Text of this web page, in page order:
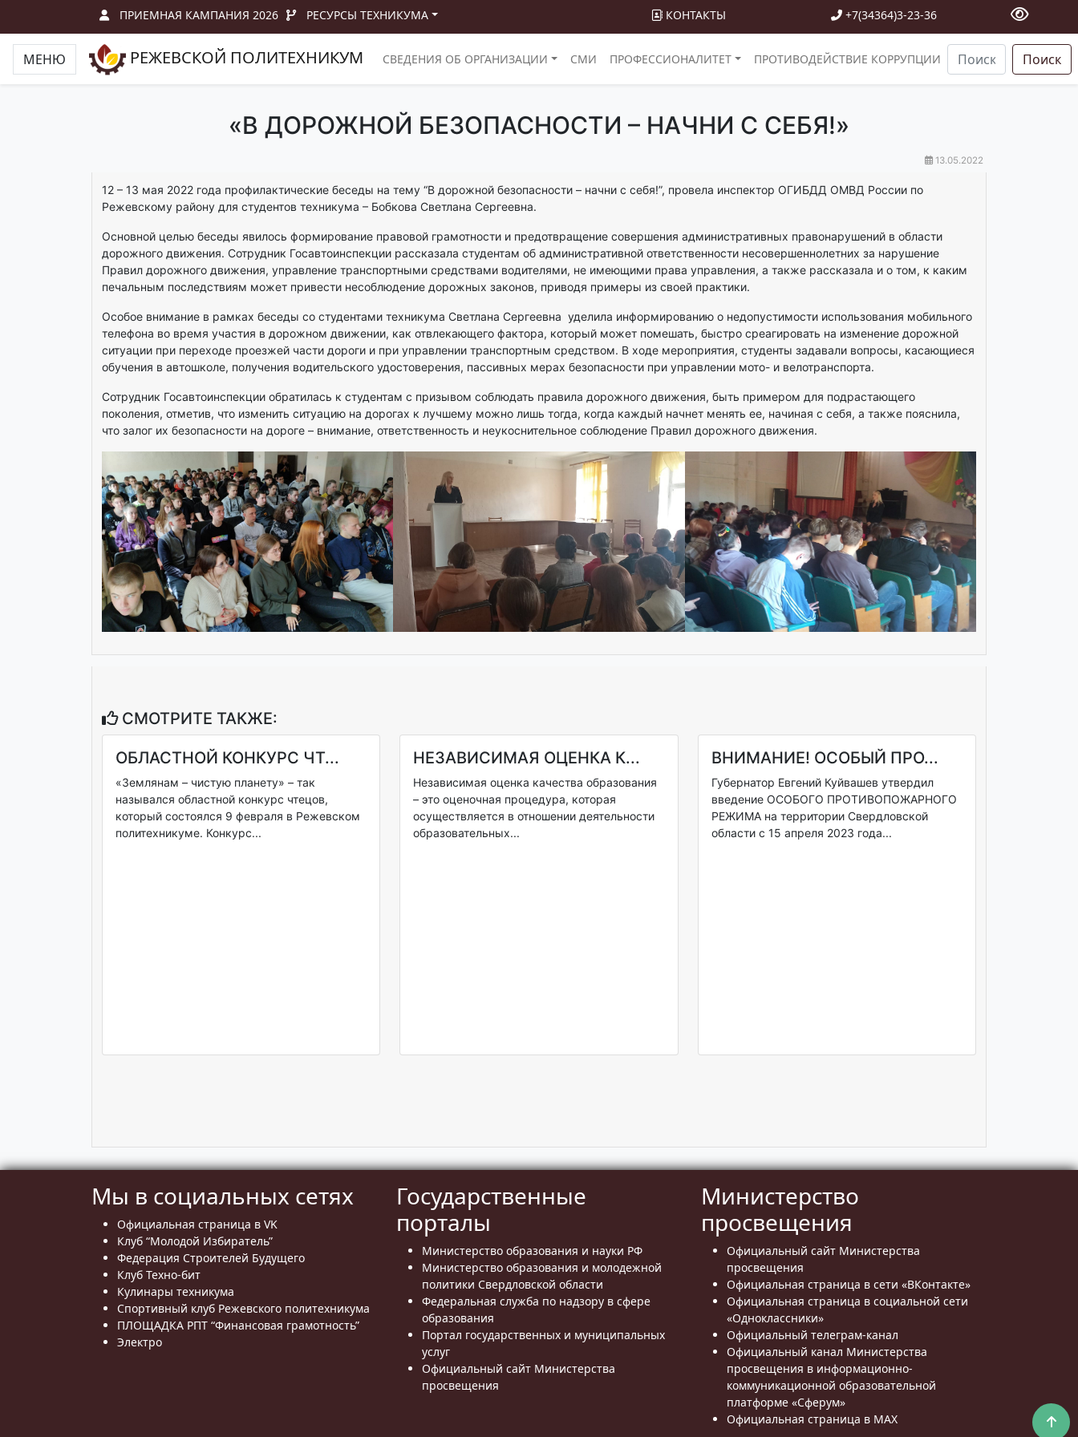
ПРИЕМНАЯ КАМПАНИЯ 2026 РЕСУРСЫ ТЕХНИКУМА КОНТАКТЫ +7(34364)3-23-36
МЕНЮ РЕЖЕВСКОЙ ПОЛИТЕХНИКУМ СВЕДЕНИЯ ОБ ОРГАНИЗАЦИИ СМИ ПРОФЕССИОНАЛИТЕТ ПРОТИВОДЕЙСТВИЕ КОРРУПЦИИ Поиск
«В ДОРОЖНОЙ БЕЗОПАСНОСТИ – НАЧНИ С СЕБЯ!»
13.05.2022
12 – 13 мая 2022 года профилактические беседы на тему “В дорожной безопасности – начни с себя!”, провела инспектор ОГИБДД ОМВД России по
Режевскому району для студентов техникума – Бобкова Светлана Сергеевна.
Основной целью беседы явилось формирование правовой грамотности и предотвращение совершения административных правонарушений в области
дорожного движения. Сотрудник Госавтоинспекции рассказала студентам об административной ответственности несовершеннолетних за нарушение
Правил дорожного движения, управление транспортными средствами водителями, не имеющими права управления, а также рассказала и о том, к каким
печальным последствиям может привести несоблюдение дорожных законов, приводя примеры из своей практики.
Особое внимание в рамках беседы со студентами техникума Светлана Сергеевна уделила информированию о недопустимости использования мобильного
телефона во время участия в дорожном движении, как отвлекающего фактора, который может помешать, быстро среагировать на изменение дорожной
ситуации при переходе проезжей части дороги и при управлении транспортным средством. В ходе мероприятия, студенты задавали вопросы, касающиеся
обучения в автошколе, получения водительского удостоверения, пассивных мерах безопасности при управлении мото- и велотранспорта.
Сотрудник Госавтоинспекции обратилась к студентам с призывом соблюдать правила дорожного движения, быть примером для подрастающего
поколения, отметив, что изменить ситуацию на дорогах к лучшему можно лишь тогда, когда каждый начнет менять ее, начиная с себя, а также пояснила,
что залог их безопасности на дороге – внимание, ответственность и неукоснительное соблюдение Правил дорожного движения.
СМОТРИТЕ ТАКЖЕ:
ОБЛАСТНОЙ КОНКУРС ЧТ...
«Землянам – чистую планету» – так
назывался областной конкурс чтецов,
который состоялся 9 февраля в Режевском
политехникуме. Конкурс...
НЕЗАВИСИМАЯ ОЦЕНКА К...
Независимая оценка качества образования
– это оценочная процедура, которая
осуществляется в отношении деятельности
образовательных...
ВНИМАНИЕ! ОСОБЫЙ ПРО...
Губернатор Евгений Куйвашев утвердил
введение ОСОБОГО ПРОТИВОПОЖАРНОГО
РЕЖИМА на территории Свердловской
области с 15 апреля 2023 года...
Мы в социальных сетях
Официальная страница в VK
Клуб “Молодой Избиратель”
Федерация Строителей Будущего
Клуб Техно-бит
Кулинары техникума
Спортивный клуб Режевского политехникума
ПЛОЩАДКА РПТ “Финансовая грамотность”
Электро
Государственные
порталы
Министерство образования и науки РФ
Министерство образования и молодежной
политики Свердловской области
Федеральная служба по надзору в сфере
образования
Портал государственных и муниципальных
услуг
Официальный сайт Министерства
просвещения
Министерство
просвещения
Официальный сайт Министерства
просвещения
Официальная страница в сети «ВКонтакте»
Официальная страница в социальной сети
«Одноклассники»
Официальный телеграм-канал
Официальный канал Министерства
просвещения в информационно-
коммуникационной образовательной
платформе «Сферум»
Официальная страница в MAX